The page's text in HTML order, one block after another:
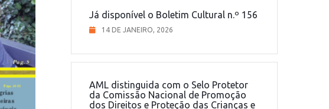
Já disponível o Boletim Cultural n.º 156
14 DE JANEIRO, 2026
AML distinguida com o Selo Protetor
da Comissão Nacional de Promoção
dos Direitos e Proteção das Crianças e